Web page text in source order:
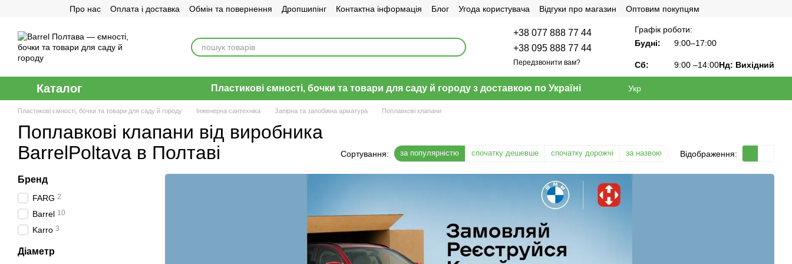
Перейти до основного контенту
Про нас Оплата і доставка Обмін та повернення Дропшипінг Контактна інформація Блог Угода користувача Відгуки про магазин
Оптовим покупцям
+38 077 888 77 44
+38 095 888 77 44
Передзвонити вам?
Графік роботи:
Будні:
9:00–17:00
Сб: 9:00 –14:00Нд: Вихідний
Каталог Пластикові ємності, бочки та товари для саду й городу з доставкою по Україні Укр
Пластикові ємності, бочки та товари для саду й городу Інженерна сантехніка Запірна та запобіжна арматура Поплавкові клапани
Поплавкові клапани від виробника
BarrelPoltava в Полтаві
Сортування: за популярністю спочатку дешевше спочатку дорожчі за назвою Відображення:
Бренд
FARG 2
Barrel 10
Karro 3
Діаметр